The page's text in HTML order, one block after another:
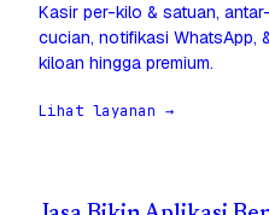
Kasir per-kilo & satuan,
cucian, notifikasi WhatsApp,
kiloan hingga premium.
Lihat layanan →